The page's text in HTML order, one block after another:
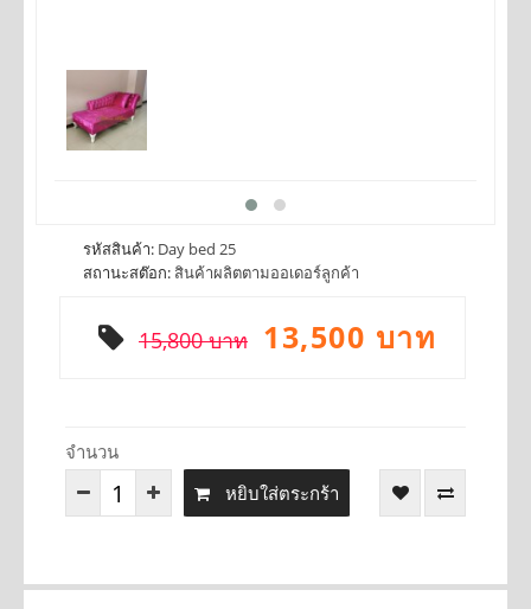
รหัสสินค้า: Day bed 25
สถานะสต๊อก: สินค้าผลิตตามออเดอร์ลูกค้า
15,800 บาท 13,500 บาท
จำนวน
หยิบใส่ตระกร้า